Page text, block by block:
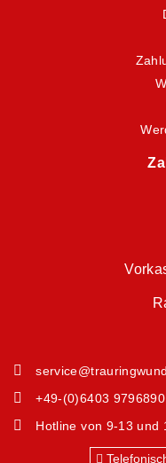
+49-(0)6403 9796890
Hotline von 9-13 und